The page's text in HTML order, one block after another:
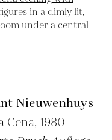
Nieuwenhuys
Cena, 1980